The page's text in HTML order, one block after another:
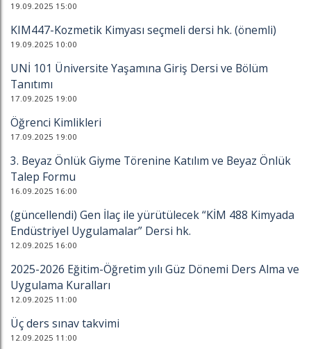
19.09.2025 15:00
KIM447-Kozmetik Kimyası seçmeli dersi hk. (önemli)
19.09.2025 10:00
UNİ 101 Üniversite Yaşamına Giriş Dersi ve Bölüm
Tanıtımı
17.09.2025 19:00
Öğrenci Kimlikleri
17.09.2025 19:00
3. Beyaz Önlük Giyme Törenine Katılım ve Beyaz Önlük
Talep Formu
16.09.2025 16:00
(güncellendi) Gen İlaç ile yürütülecek “KİM 488 Kimyada
Endüstriyel Uygulamalar” Dersi hk.
12.09.2025 16:00
2025-2026 Eğitim-Öğretim yılı Güz Dönemi Ders Alma ve
Uygulama Kuralları
12.09.2025 11:00
Üç ders sınav takvimi
12.09.2025 11:00